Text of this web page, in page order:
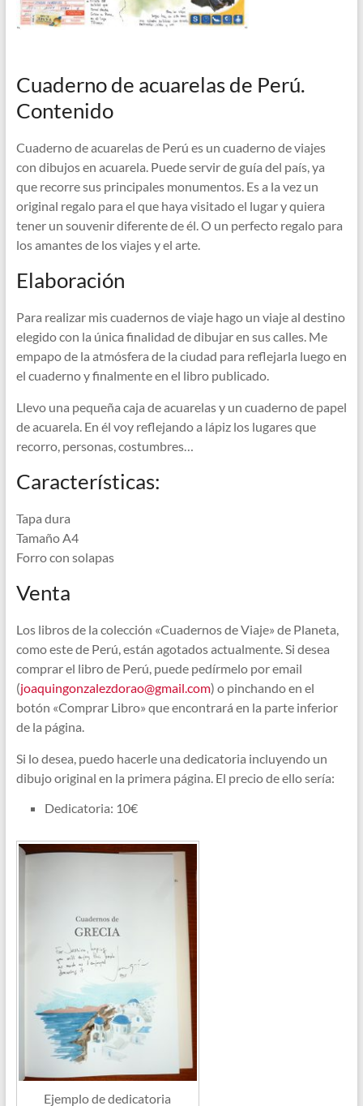
Cuaderno de acuarelas de Perú.
Contenido
Cuaderno de acuarelas de Perú es un cuaderno de viajes
con dibujos en acuarela. Puede servir de guía del país, ya
que recorre sus principales monumentos. Es a la vez un
original regalo para el que haya visitado el lugar y quiera
tener un souvenir diferente de él. O un perfecto regalo para
los amantes de los viajes y el arte.
Elaboración
Para realizar mis cuadernos de viaje hago un viaje al destino
elegido con la única finalidad de dibujar en sus calles. Me
empapo de la atmósfera de la ciudad para reflejarla luego en
el cuaderno y finalmente en el libro publicado.
Llevo una pequeña caja de acuarelas y un cuaderno de papel
de acuarela. En él voy reflejando a lápiz los lugares que
recorro, personas, costumbres…
Características:
Tapa dura
Tamaño A4
Forro con solapas
Venta
Los libros de la colección «Cuadernos de Viaje» de Planeta,
como este de Perú, están agotados actualmente. Si desea
comprar el libro de Perú, puede pedírmelo por email
(joaquingonzalezdorao@gmail.com) o pinchando en el
botón «Comprar Libro» que encontrará en la parte inferior
de la página.
Si lo desea, puedo hacerle una dedicatoria incluyendo un
dibujo original en la primera página. El precio de ello sería:
Dedicatoria: 10€
Ejemplo de dedicatoria